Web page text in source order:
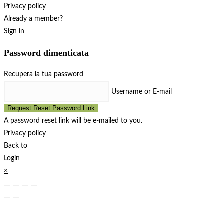
Privacy policy
Already a member?
Sign in
Password dimenticata
Recupera la tua password
Username or E-mail
Request Reset Password Link
A password reset link will be e-mailed to you.
Privacy policy
Back to
Login
×